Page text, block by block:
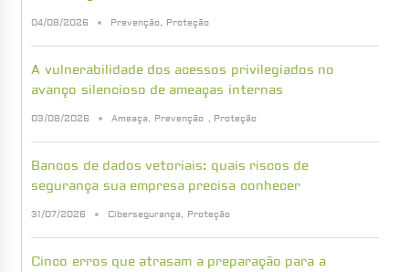
04/08/2026 Prevenção, Proteção
A vulnerabilidade dos acessos privilegiados no
avanço silencioso de ameaças internas
03/08/2026 Ameaça, Prevenção , Proteção
Bancos de dados vetoriais: quais riscos de
segurança sua empresa precisa conhecer
31/07/2026 Cibersegurança, Proteção
Cinco erros que atrasam a preparação para a